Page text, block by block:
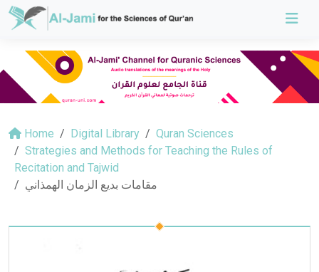
Home Digital Library
Quran Sciences
Strategies and Methods for Teaching the Rules of
Recitation and Tajwid
مقامات بديع الزمان الهمذاني